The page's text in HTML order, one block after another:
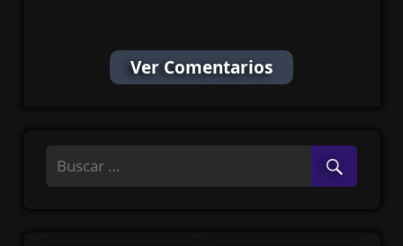
Ver Comentarios